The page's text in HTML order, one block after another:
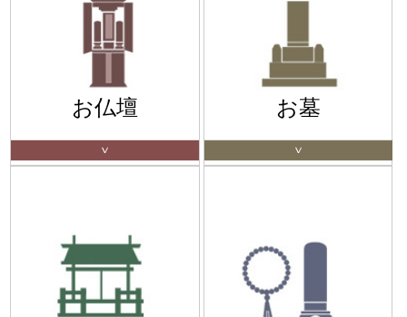
お仏壇
Ｖ
お墓
Ｖ